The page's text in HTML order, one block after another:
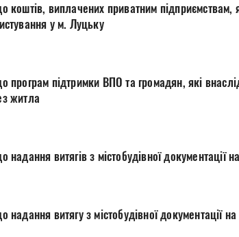
виплачених приватним підприємствам,
у м. Луцьку
підтримки ВПО та громадян, які
житла
витягів з містобудівної документації
витягу з містобудівної документації